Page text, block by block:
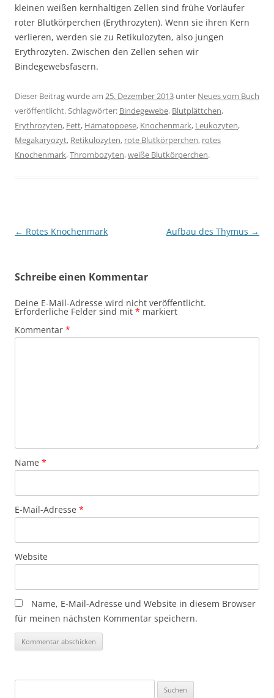
kleinen weißen kernhaltigen Zellen sind frühe Vorläufer
roter Blutkörperchen (Erythrozyten). Wenn sie ihren Kern
verlieren, werden sie zu Retikulozyten, also jungen
Erythrozyten. Zwischen den Zellen sehen wir
Bindegewebsfasern.
Dieser Beitrag wurde am 25. Dezember 2013 unter Neues vom Buch
veröffentlicht. Schlagwörter: Bindegewebe, Blutplättchen,
Erythrozyten, Fett, Hämatopoese, Knochenmark, Leukozyten,
Megakaryozyt, Retikulozyten, rote Blutkörperchen, rotes
Knochenmark,Thrombozyten,weiße Blutkörperchen.
Beitragsnavigation
← Rotes Knochenmark Aufbau des Thymus →
Schreibe einen Kommentar
Deine E-Mail-Adresse wird nicht veröffentlicht.
Erforderliche Felder sind mit * markiert
Kommentar *
Name *
E-Mail-Adresse *
Website
Name, E-Mail-Adresse und Website in diesem Browser
für meinen nächsten Kommentar speichern.